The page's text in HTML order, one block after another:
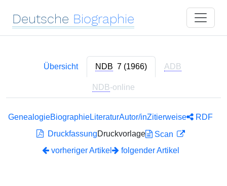
Deutsche Biographie
Übersicht NDB 7 (1966) ADB
NDB-online
GenealogieBiographieLiteraturAutor/inZitierweise
RDF
DruckfassungDruckvorlage
Scan
vorheriger Artikel
folgender Artikel